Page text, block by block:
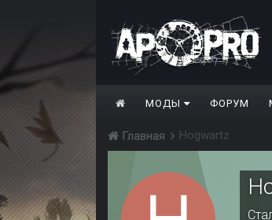
МОДЫ ФОРУМ
Главная Hogwartz